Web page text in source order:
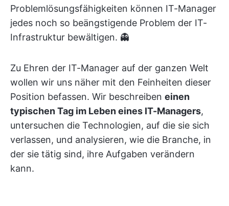
Problemlösungsfähigkeiten können IT-Manager
jedes noch so beängstigende Problem der IT-
Infrastruktur bewältigen. 👻
Zu Ehren der IT-Manager auf der ganzen Welt
wollen wir uns näher mit den Feinheiten dieser
Position befassen. Wir beschreiben einen
typischen Tag im Leben eines IT-Managers,
untersuchen die Technologien, auf die sie sich
verlassen, und analysieren, wie die Branche, in
der sie tätig sind, ihre Aufgaben verändern
kann.